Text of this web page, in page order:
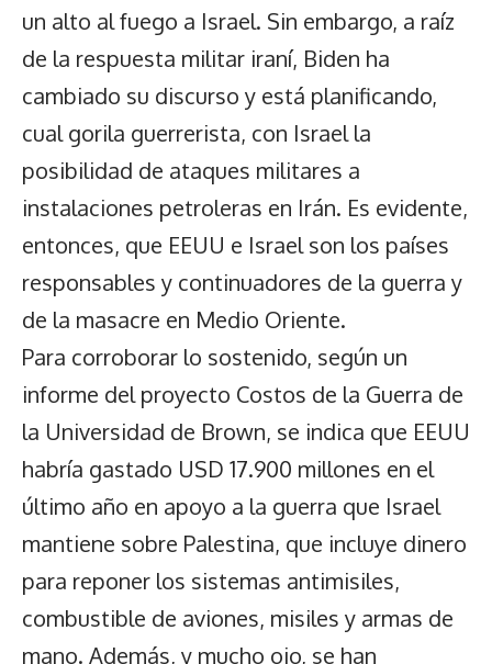
un alto al fuego a Israel. Sin embargo, a raíz
de la respuesta militar iraní, Biden ha
cambiado su discurso y está planificando,
cual gorila guerrerista, con Israel la
posibilidad de ataques militares a
instalaciones petroleras en Irán. Es evidente,
entonces, que EEUU e Israel son los países
responsables y continuadores de la guerra y
de la masacre en Medio Oriente.
Para corroborar lo sostenido, según un
informe del proyecto Costos de la Guerra de
la Universidad de Brown, se indica que EEUU
habría gastado USD 17.900 millones en el
último año en apoyo a la guerra que Israel
mantiene sobre Palestina, que incluye dinero
para reponer los sistemas antimisiles,
combustible de aviones, misiles y armas de
mano. Además, y mucho ojo, se han